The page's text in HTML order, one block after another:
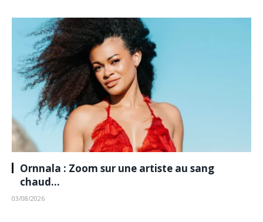
Ornnala : Zoom sur une artiste au sang
chaud…
03/08/2026